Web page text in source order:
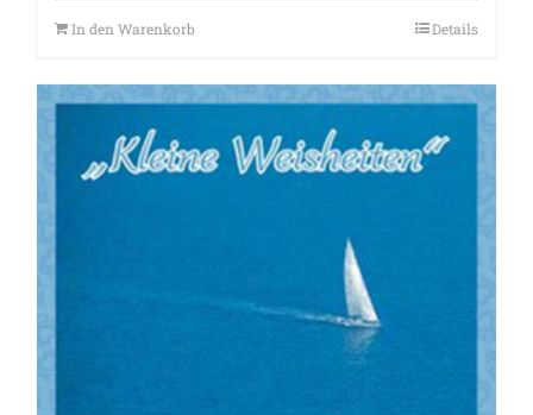
In den Warenkorb Details